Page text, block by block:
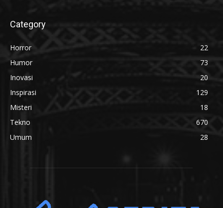
Category
Horror
22
Humor
73
Inovasi
20
Inspirasi
129
Misteri
18
Tekno
670
Umum
28